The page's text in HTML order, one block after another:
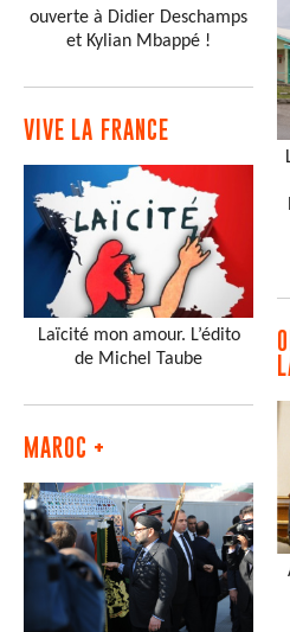
ouverte à Didier Deschamps
et Kylian Mbappé !
VIVE LA FRANCE
Laïcité mon amour. L’édito
de Michel Taube
MAROC +